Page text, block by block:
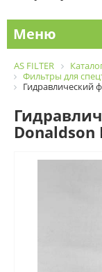
Меню
AS FILTER
Фильтры для
Гидравлический
Donaldson